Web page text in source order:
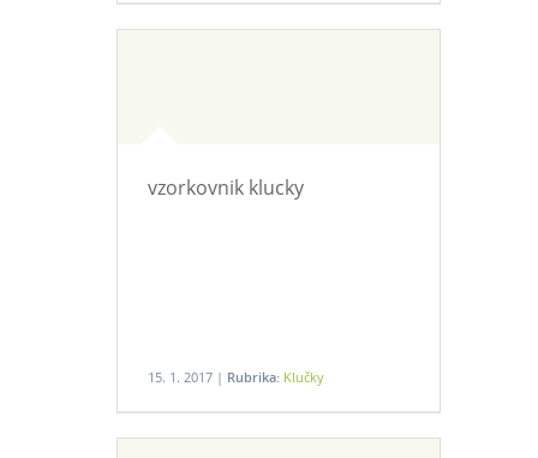
vzorkovnik klucky
15. 1. 2017 | Rubrika: Klučky